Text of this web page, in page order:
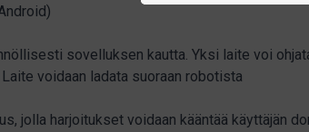
sovelluksen kautta. Yksi laite voi
voidaan ladata suoraan robotista
jolla harjoitukset voidaan kääntää käyttäjän